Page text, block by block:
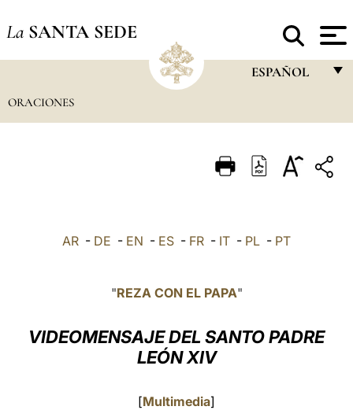
La SANTA SEDE
ESPAÑOL
ITALIANO
中文
ORACIONES
AR - DE - EN - ES - FR - IT - PL - PT
"REZA CON EL PAPA"
VIDEOMENSAJE DEL SANTO PADRE
LEÓN XIV
[Multimedia]